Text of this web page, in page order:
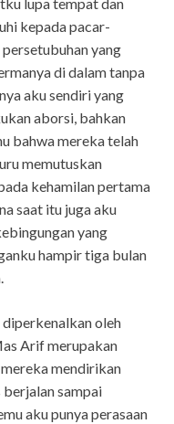
kepada pacar-
yang
di dalam tanpa
aku sendiri yang
aborsi, bahkan
bahwa mereka telah
memutuskan
kehamilan pertama
saat itu juga aku
yang
hampir tiga bulan
oleh
Arif merupakan
mendirikan
berjalan sampai
aku punya perasaan